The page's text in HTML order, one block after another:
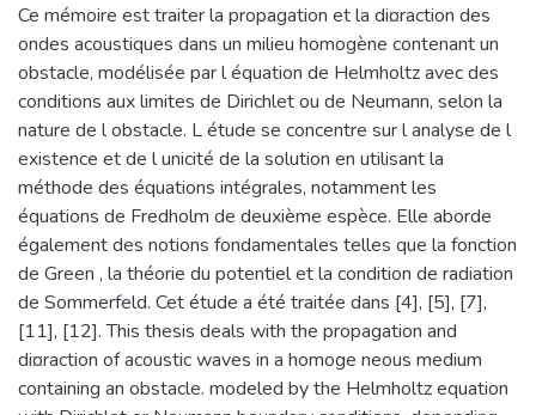
Ce mémoire est traiter la propagation et la di¤raction des
ondes acoustiques dans un milieu homogène contenant un
obstacle, modélisée par l équation de Helmholtz avec des
conditions aux limites de Dirichlet ou de Neumann, selon la
nature de l obstacle. L étude se concentre sur l analyse de l
existence et de l unicité de la solution en utilisant la
méthode des équations intégrales, notamment les
équations de Fredholm de deuxième espèce. Elle aborde
également des notions fondamentales telles que la fonction
de Green , la théorie du potentiel et la condition de radiation
de Sommerfeld. Cet étude a été traitée dans [4], [5], [7],
[11], [12]. This thesis deals with the propagation and
di¤raction of acoustic waves in a homoge neous medium
containing an obstacle. modeled by the Helmholtz equation